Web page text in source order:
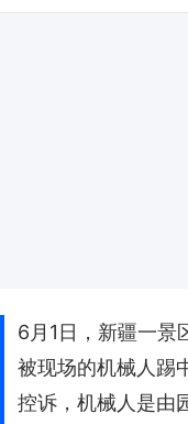
6月1日，新疆一景
被现场的机械人踢
控诉，机械人是由